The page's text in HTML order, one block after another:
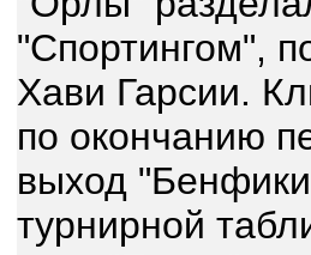
"Спортингом",
Хави Гарсии.
по окончанию
выход
турнирной